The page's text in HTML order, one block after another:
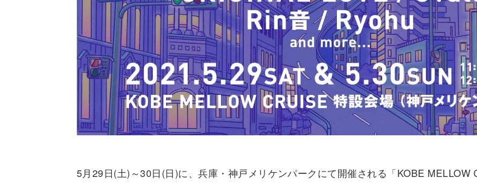
5月29日(土)～30日(日)に、兵庫・神戸メリケンパークにて開催される「KOBE MELLOW